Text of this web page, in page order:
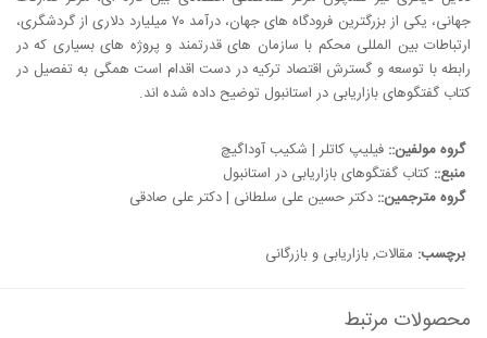
جهانی، یکی از بزرگترین فرودگاه های جهان، درآمد ۷۰ میلیارد دلاری از گردشگری،
ارتباطات بین المللی محکم با سازمان های قدرتمند و پروژه های بسیاری که در
رابطه با توسعه و گسترش اقتصاد ترکیه در دست اقدام است همگی به تفصیل در
کتاب گفتگوهای بازاریابی در استانبول توضیح داده شده اند.
گروه مولفین:: فیلیپ کاتلر | شکیب آوداگیچ
منبع:: کتاب گفتگوهای بازاریابی در استانبول
گروه مترجمین:: دکتر حسین علی سلطانی | دکتر علی صادقی
برچسب: مقالات,بازاریابی و بازرگانی
محصولات مرتبط